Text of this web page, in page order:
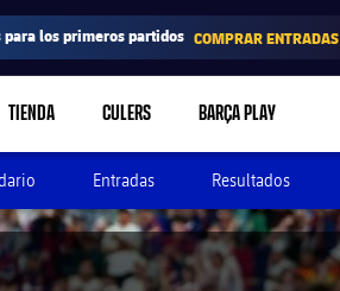
para los primeros partidos COMPRAR ENTRADAS
TIENDA CULERS BARÇA PLAY
Entradas Resultados